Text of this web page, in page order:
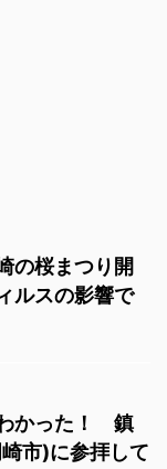
の桜まつり開
ルスの影響で
かった！ 鎮
市)に参拝して